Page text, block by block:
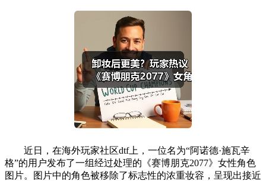
近日，在海外玩家社区dtf上，一位名为“阿诺德·施瓦辛
格”的用户发布了一组经过处理的《赛博朋克2077》女性角色
图片。图片中的角色被移除了标志性的浓重妆容，呈现出接近